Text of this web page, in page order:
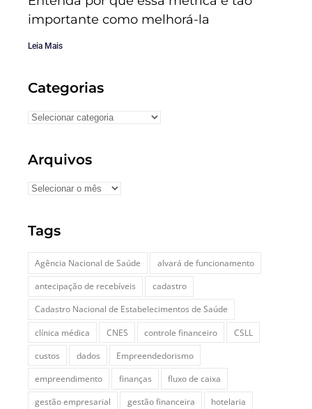
importante como melhorá-la
Leia Mais
Categorias
Arquivos
Tags
Agência Nacional de Saúde
alvará de funcionamento
antecipação de recebíveis
cadastro
Cadastro Nacional de Estabelecimentos de Saúde
clínica médica
CNES controle financeiro
CSLL
custos
dados
Empreendedorismo
empreendimento
finanças
fluxo de caixa
gestão empresarial
gestão financeira
hotelaria